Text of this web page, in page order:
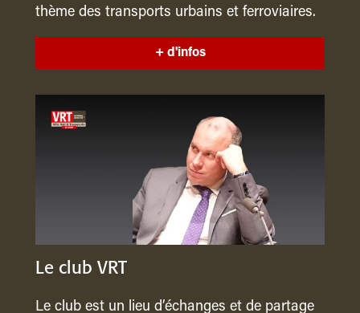
thème des transports urbains et ferroviaires.
+ d'infos
Le club VRT
Le club est un lieu d’échanges et de partage